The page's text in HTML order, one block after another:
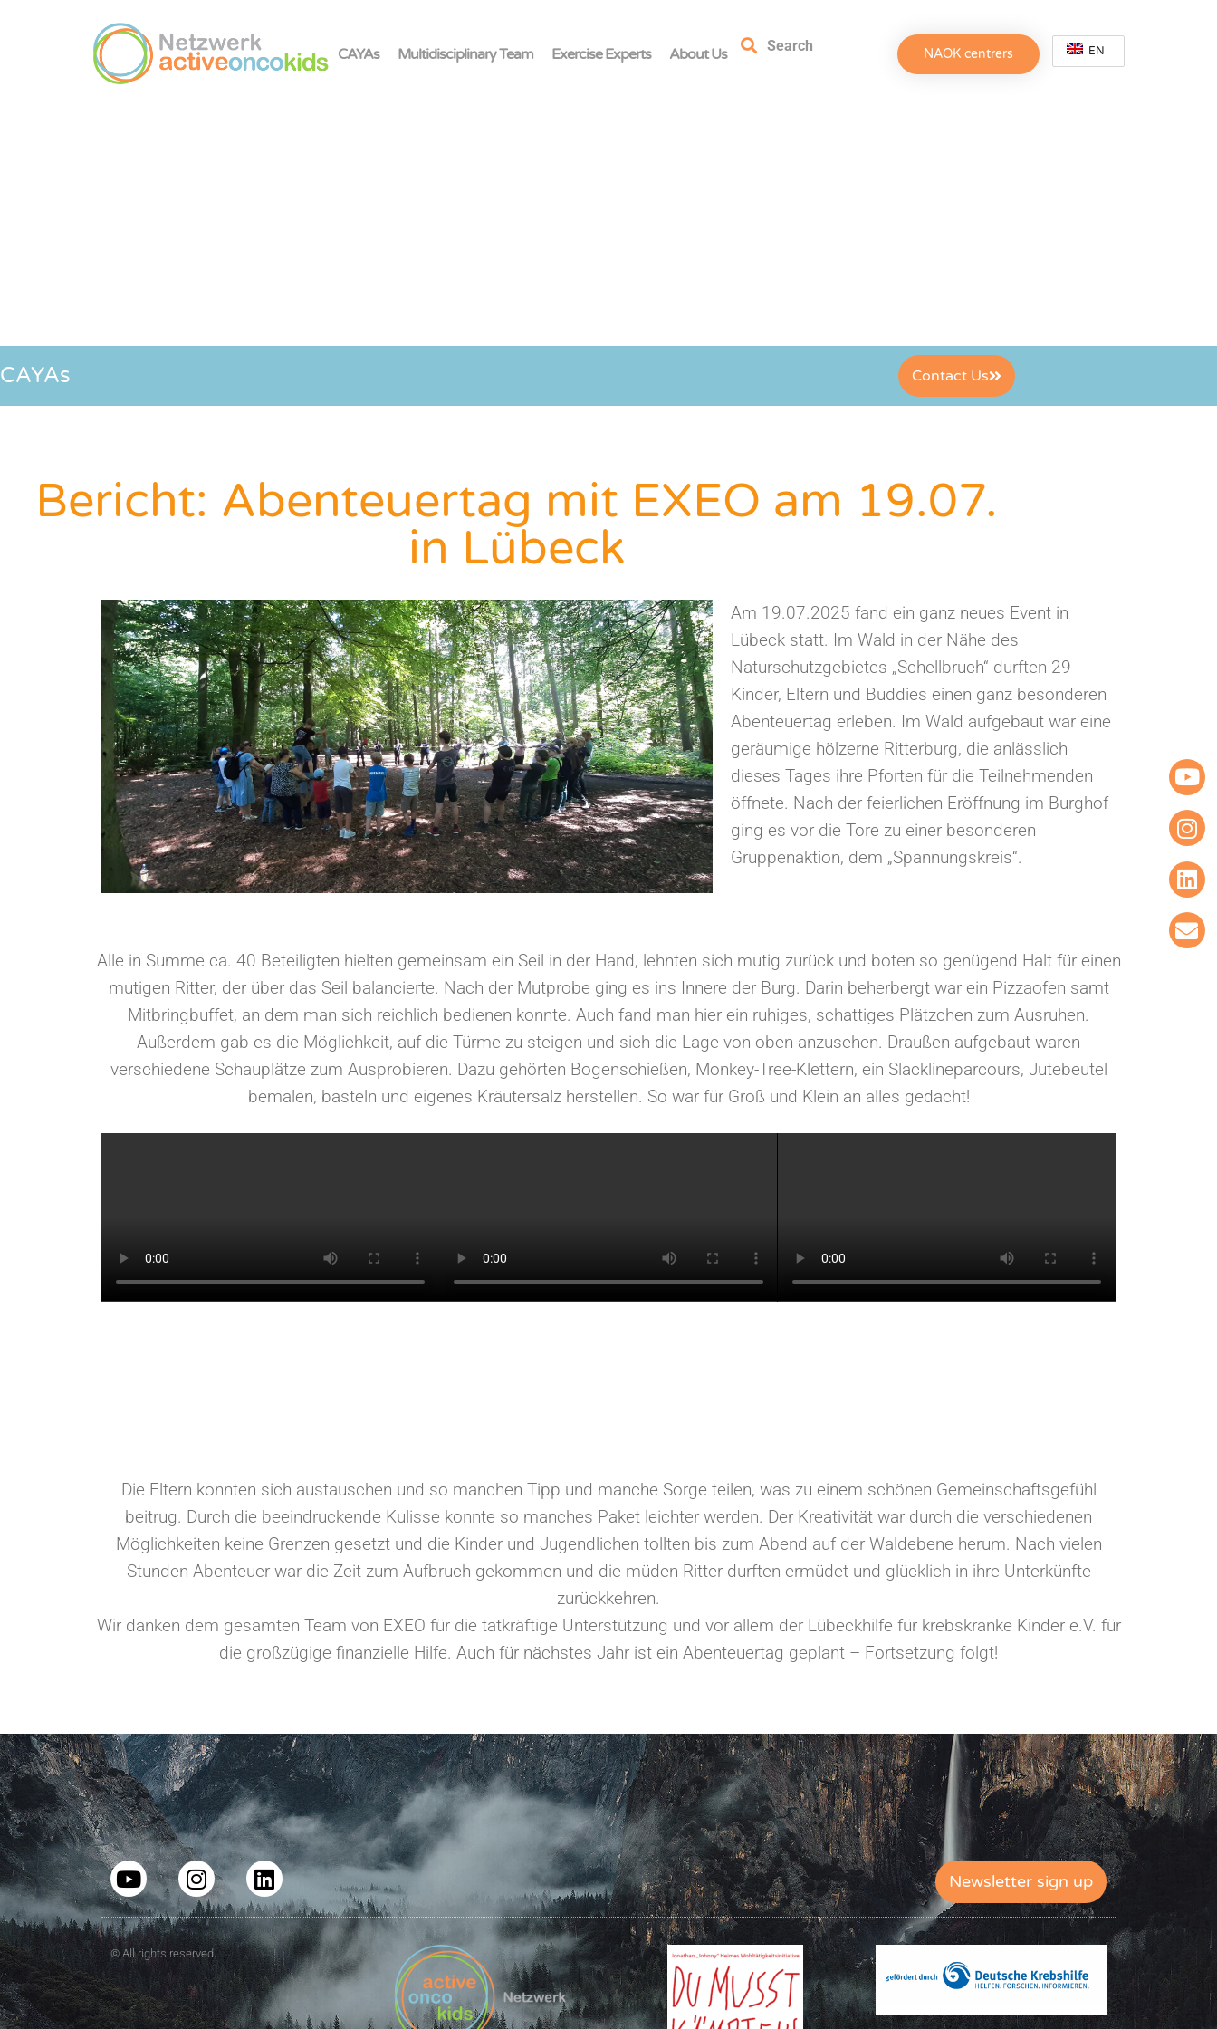
CAYAs Multidisciplinary Team Exercise Experts About Us Search NAOK centrers EN
CAYAs Contact Us
Bericht: Abenteuertag mit EXEO am 19.07.
in Lübeck
Am 19.07.2025 fand ein ganz neues Event in
Lübeck statt. Im Wald in der Nähe des
Naturschutzgebietes „Schellbruch“ durften 29
Kinder, Eltern und Buddies einen ganz besonderen
Abenteuertag erleben. Im Wald aufgebaut war eine
geräumige hölzerne Ritterburg, die anlässlich
dieses Tages ihre Pforten für die Teilnehmenden
öffnete. Nach der feierlichen Eröffnung im Burghof
ging es vor die Tore zu einer besonderen
Gruppenaktion, dem „Spannungskreis“.
Alle in Summe ca. 40 Beteiligten hielten gemeinsam ein Seil in der Hand, lehnten sich mutig zurück und boten so genügend Halt für einen
mutigen Ritter, der über das Seil balancierte. Nach der Mutprobe ging es ins Innere der Burg. Darin beherbergt war ein Pizzaofen samt
Mitbringbuffet, an dem man sich reichlich bedienen konnte. Auch fand man hier ein ruhiges, schattiges Plätzchen zum Ausruhen.
Außerdem gab es die Möglichkeit, auf die Türme zu steigen und sich die Lage von oben anzusehen. Draußen aufgebaut waren
verschiedene Schauplätze zum Ausprobieren. Dazu gehörten Bogenschießen, Monkey-Tree-Klettern, ein Slacklineparcours, Jutebeutel
bemalen, basteln und eigenes Kräutersalz herstellen. So war für Groß und Klein an alles gedacht!
Die Eltern konnten sich austauschen und so manchen Tipp und manche Sorge teilen, was zu einem schönen Gemeinschaftsgefühl
beitrug. Durch die beeindruckende Kulisse konnte so manches Paket leichter werden. Der Kreativität war durch die verschiedenen
Möglichkeiten keine Grenzen gesetzt und die Kinder und Jugendlichen tollten bis zum Abend auf der Waldebene herum. Nach vielen
Stunden Abenteuer war die Zeit zum Aufbruch gekommen und die müden Ritter durften ermüdet und glücklich in ihre Unterkünfte
zurückkehren.
Wir danken dem gesamten Team von EXEO für die tatkräftige Unterstützung und vor allem der Lübeckhilfe für krebskranke Kinder e.V. für
die großzügige finanzielle Hilfe. Auch für nächstes Jahr ist ein Abenteuertag geplant – Fortsetzung folgt!
Newsletter sign up
© All rights reserved